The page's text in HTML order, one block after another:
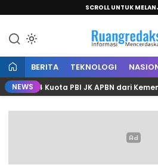
SCROLL UNTUK
Ruang
Informasi
BERITA TEKNOLOGI
NEWS
Kuota PBI JK APBN dari Kemensos RI